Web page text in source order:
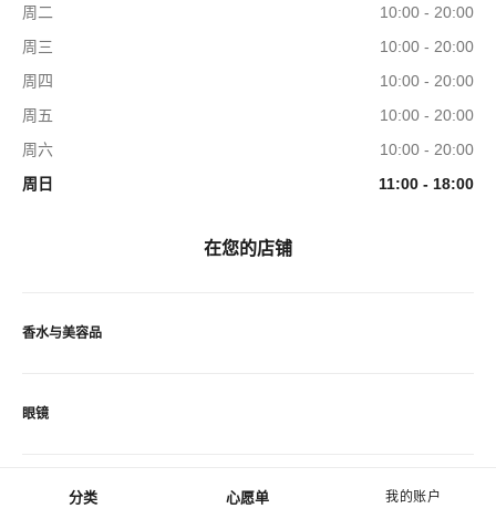
菜单 - 主导航
分类 心愿单 我的账户
周二
10:00 - 20:00
周三
10:00 - 20:00
周四
10:00 - 20:00
周五
10:00 - 20:00
周六
10:00 - 20:00
周日
11:00 - 18:00
在您的店铺
香水与美容品
眼镜